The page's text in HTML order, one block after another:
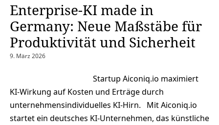
Enterprise-KI made in
Germany: Neue Maßstäbe für
Produktivität und Sicherheit
9. März 2026
Startup Aiconiq.io maximiert
KI-Wirkung auf Kosten und Erträge durch
unternehmensindividuelles KI-Hirn. Mit Aiconiq.io
startet ein deutsches KI-Unternehmen, das künstliche